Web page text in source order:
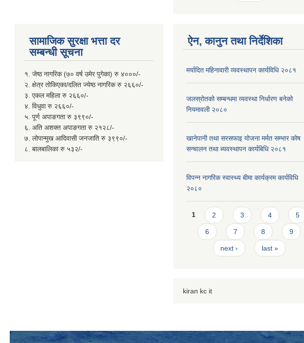
सामाजिक सुरक्षा भत्ता दर
सम्बन्धी सूचना
१. जेष्ठ नागरिक (७० वर्ष उमेर पुगेका) रु ४०००/-
२. क्षेत्र तोकिएका/दलित ज्येष्ठ नागरिक रु २६६०/-
३. एकल महिला रु २६६०/-
४. विधुवा रु २६६०/-
५. पूर्ण अपाङगता रु ३९९०/-
६. अति अशक्त अपाङगता रु २१२८/-
७. लोपान्मुख आदिवासी जनजाति रु ३९९०/-
८. बालबालिका रु ५३२/-
ऐन, कानुन तथा निर्देशिका
मर्यादित महिनावारी व्यवस्थापन कार्यविधि २०८१
जलस्रोतको सम्बन्धमा व्यवस्था निर्धारण बनेको
नियमावली २०८०
खानेपानी तथा सरसफाइ योजना मर्मत सम्भार कोष
सन्चालन तथा ब्यवस्थापन कार्यबिधि २०८१
विपन्न नागरिक स्वास्थ्य बीमा कार्यक्रम कार्यविधि
२०८०
Pages
1 2 3 4 5
6 7 8 9
next › last »
kiran kc it